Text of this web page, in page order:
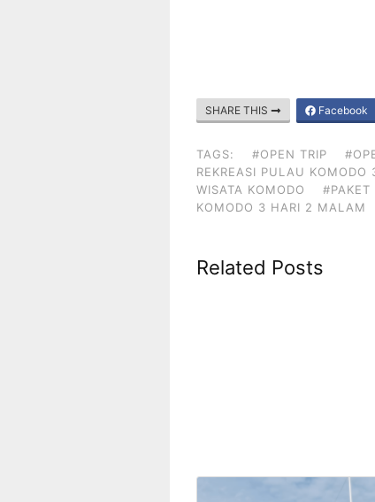
SHARE THIS Facebook
TAGS: #OPEN TRIP
REKREASI PULAU
WISATA KOMODO
#PAKET
KOMODO 3 HARI 2 MALAM
Related Posts